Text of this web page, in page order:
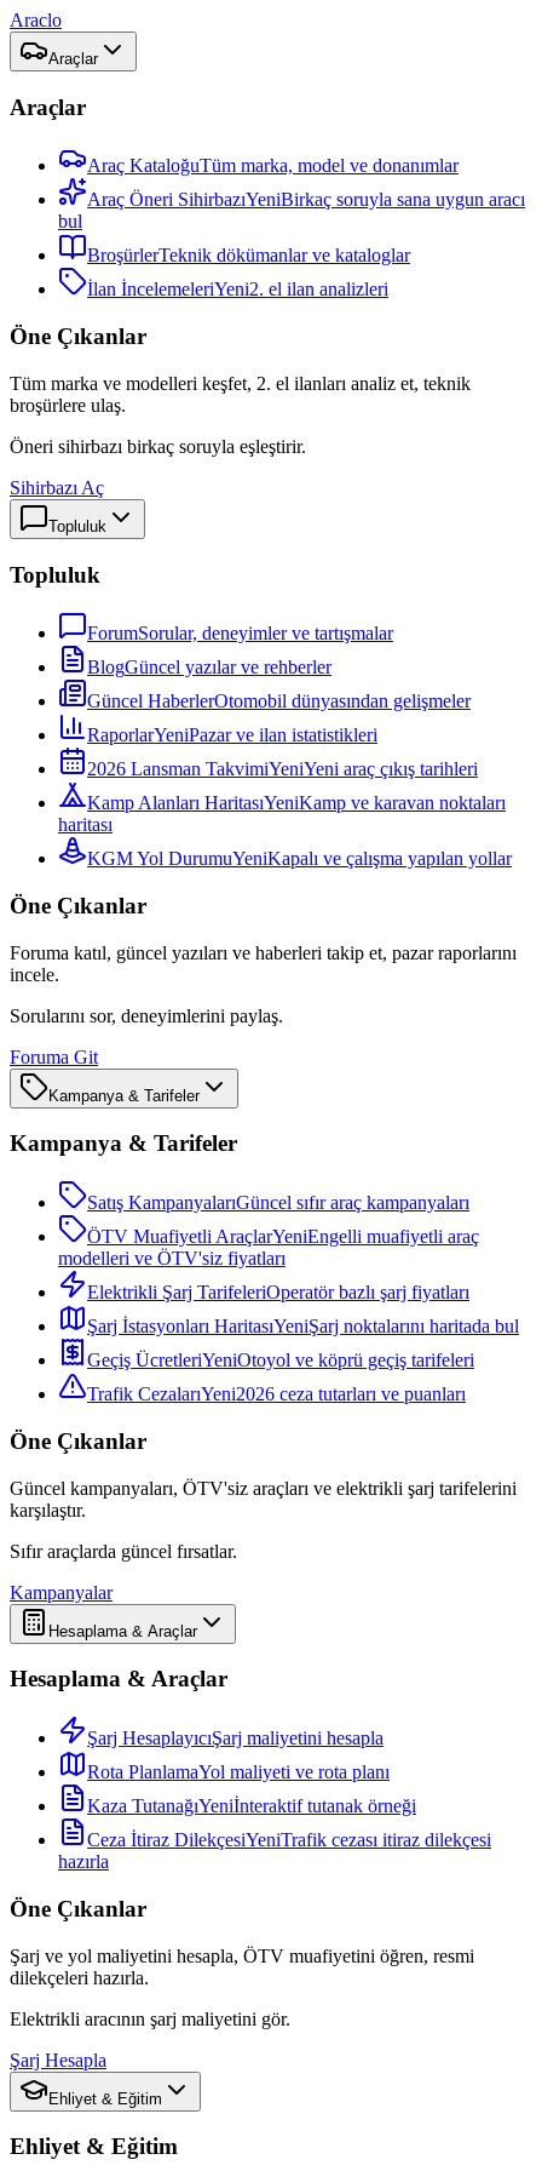
Araclo
Araçlar
Araçlar
Araç KataloğuTüm marka, model ve donanımlar
Araç Öneri SihirbazıYeniBirkaç soruyla sana uygun aracı
bul
BroşürlerTeknik dökümanlar ve kataloglar
İlan İncelemeleriYeni2. el ilan analizleri
Öne Çıkanlar
Tüm marka ve modelleri keşfet, 2. el ilanları analiz et, teknik
broşürlere ulaş.
Öneri sihirbazı birkaç soruyla eşleştirir.
Sihirbazı Aç
Topluluk
Topluluk
ForumSorular, deneyimler ve tartışmalar
BlogGüncel yazılar ve rehberler
Güncel HaberlerOtomobil dünyasından gelişmeler
RaporlarYeniPazar ve ilan istatistikleri
2026 Lansman TakvimiYeniYeni araç çıkış tarihleri
Kamp Alanları HaritasıYeniKamp ve karavan noktaları
haritası
KGM Yol DurumuYeniKapalı ve çalışma yapılan yollar
Öne Çıkanlar
Foruma katıl, güncel yazıları ve haberleri takip et, pazar raporlarını
incele.
Sorularını sor, deneyimlerini paylaş.
Foruma Git
Kampanya & Tarifeler
Kampanya & Tarifeler
Satış KampanyalarıGüncel sıfır araç kampanyaları
ÖTV Muafiyetli AraçlarYeniEngelli muafiyetli araç
modelleri ve ÖTV'siz fiyatları
Elektrikli Şarj TarifeleriOperatör bazlı şarj fiyatları
Şarj İstasyonları HaritasıYeniŞarj noktalarını haritada bul
Geçiş ÜcretleriYeniOtoyol ve köprü geçiş tarifeleri
Trafik CezalarıYeni2026 ceza tutarları ve puanları
Öne Çıkanlar
Güncel kampanyaları, ÖTV'siz araçları ve elektrikli şarj tarifelerini
karşılaştır.
Sıfır araçlarda güncel fırsatlar.
Kampanyalar
Hesaplama & Araçlar
Hesaplama & Araçlar
Şarj HesaplayıcıŞarj maliyetini hesapla
Rota PlanlamaYol maliyeti ve rota planı
Kaza TutanağıYeniİnteraktif tutanak örneği
Ceza İtiraz DilekçesiYeniTrafik cezası itiraz dilekçesi
hazırla
Öne Çıkanlar
Şarj ve yol maliyetini hesapla, ÖTV muafiyetini öğren, resmi
dilekçeleri hazırla.
Elektrikli aracının şarj maliyetini gör.
Şarj Hesapla
Ehliyet & Eğitim
Ehliyet & Eğitim